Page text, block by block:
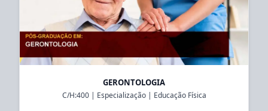
GERONTOLOGIA
C/H:400| Especialização| Educação Física